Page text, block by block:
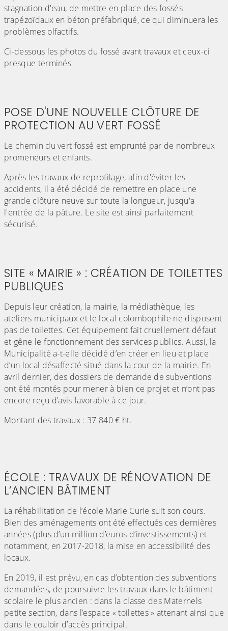
stagnation d'eau, de mettre en place des fossés
trapézoïdaux en béton préfabriqué, ce qui diminuera les
problèmes olfactifs.
Ci-dessous les photos du fossé avant travaux et ceux-ci
presque terminés
POSE D'UNE NOUVELLE CLÔTURE DE
PROTECTION AU VERT FOSSÉ
Le chemin du vert fossé est emprunté par de nombreux
promeneurs et enfants.
Après les travaux de reprofilage, afin d'éviter les
accidents, il a été décidé de remettre en place une
grande clôture neuve sur toute la longueur, jusqu'a
l'entrée de la pâture. Le site est ainsi parfaitement
sécurisé.
SITE « MAIRIE » : CRÉATION DE TOILETTES
PUBLIQUES
Depuis leur création, la mairie, la médiathèque, les
ateliers municipaux et le local colombophile ne disposent
pas de toilettes. Cet équipement fait cruellement défaut
et gêne le fonctionnement des services publics. Aussi, la
Municipalité a-t-elle décidé d’en créer en lieu et place
d’un local désaffecté situé dans la cour de la mairie. En
avril dernier, des dossiers de demande de subventions
ont été montés pour mener à bien ce projet et n’ont pas
encore reçu d’avis favorable à ce jour.
Montant des travaux : 37 840 € ht.
ÉCOLE : TRAVAUX DE RÉNOVATION DE
L’ANCIEN BÂTIMENT
La réhabilitation de l’école Marie Curie suit son cours.
Bien des aménagements ont été effectués ces dernières
années (plus d’un million d’euros d’investissements) et
notamment, en 2017-2018, la mise en accessibilité des
locaux.
En 2019, il est prévu, en cas d’obtention des subventions
demandées, de poursuivre les travaux dans le bâtiment
scolaire le plus ancien : dans la classe des Maternels
petite section, dans l’espace « toilettes » attenant ainsi que
dans le couloir d’accès principal.